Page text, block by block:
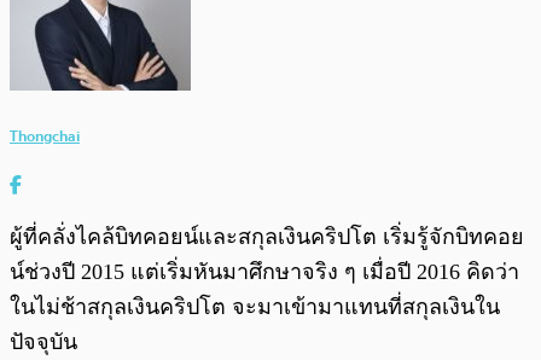
Thongchai
ผู้ที่คลั่งไคล้บิทคอยน์และสกุลเงินคริปโต เริ่มรู้จักบิทคอย
น์ช่วงปี 2015 แต่เริ่มหันมาศึกษาจริง ๆ เมื่อปี 2016 คิดว่า
ในไม่ช้าสกุลเงินคริปโต จะมาเข้ามาแทนที่สกุลเงินใน
ปัจจุบัน